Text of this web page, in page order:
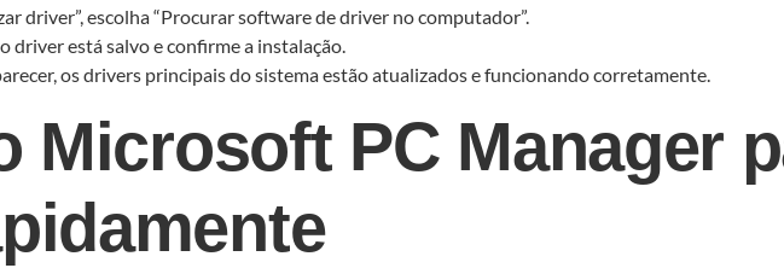
driver”, escolha “Procurar software de driver no computador”.
driver está salvo e confirme a instalação.
os drivers principais do sistema estão atualizados e funcionando corretamente.
Microsoft PC Manager